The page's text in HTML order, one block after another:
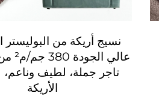
نسيج أريكة من البوليستر
تاجر جملة، لطيف
الأريكة